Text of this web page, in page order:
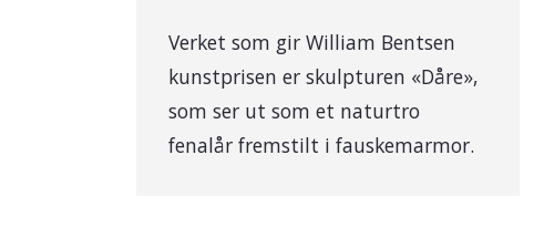
Verket som gir William Bentsen
kunstprisen er skulpturen «Dåre»,
som ser ut som et naturtro
fenalår fremstilt i fauskemarmor.